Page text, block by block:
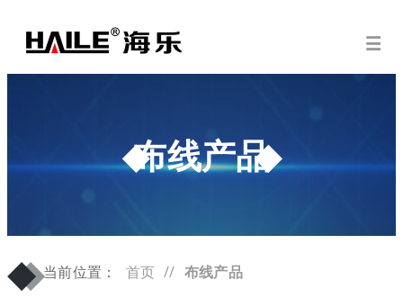
布线产品
◆
◆当前位置： 首页 // 布线产品